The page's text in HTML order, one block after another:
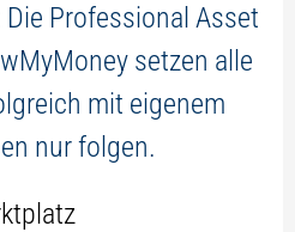
Professional Asset
setzen alle
mit eigenem
nur folgen.